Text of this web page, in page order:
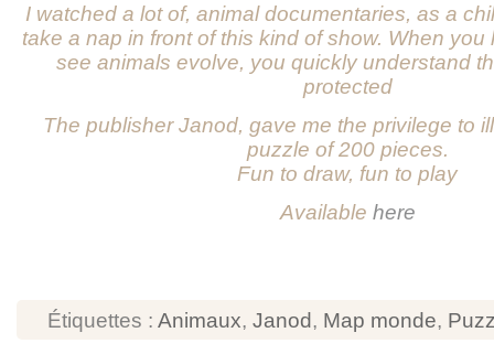
I watched a lot of, animal documentaries, as a
take a nap in front of this kind of show. When
see animals evolve, you quickly understand
protected
The publisher Janod, gave me the privilege to
puzzle of 200 pieces.
Fun to draw, fun to play
Available here
Étiquettes : Animaux, Janod, Map monde,